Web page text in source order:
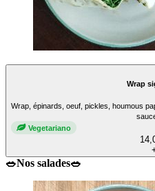
Wrap
Wrap, épinards, oeuf, pickles, houmous
Vegetariano
🥗Nos salades🥗